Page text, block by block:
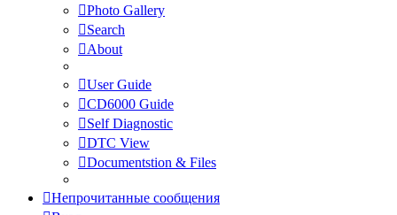
Photo Gallery
Search
About
User Guide
CD6000 Guide
Self Diagnostic
DTC View
Documentstion & Files
Непрочитанные сообщения